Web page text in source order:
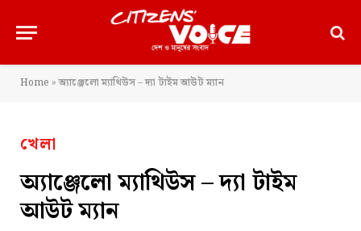
Home »অ্যাঞ্জেলো ম্যাথিউস – দ্যা টাইম আউট ম্যান
খেলা
অ্যাঞ্জেলো ম্যাথিউস – দ্যা টাইম
আউট ম্যান